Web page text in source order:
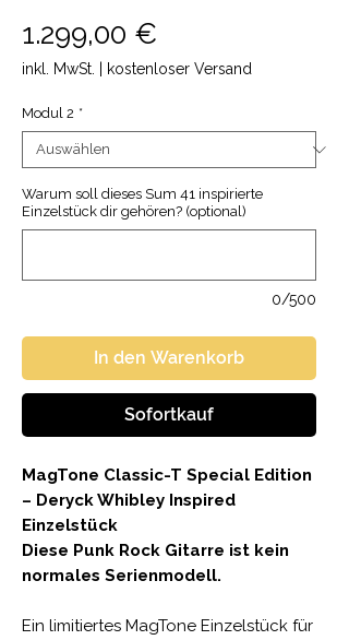
1.299,00 €
inkl. MwSt. kostenloser Versand
Modul 2 *
Warum soll dieses Sum 41 inspirierte
Einzelstück dir gehören? (optional)
0/500
In den Warenkorb
Sofortkauf
MagTone Classic-T Special Edition
– Deryck Whibley Inspired
Einzelstück
Diese Punk Rock Gitarre ist kein
normales Serienmodell.
Ein limitiertes MagTone Einzelstück für